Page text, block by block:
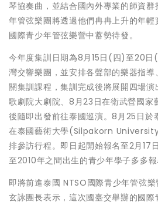
琴協奏曲，並結合國內外專業的師資
年管弦樂團將透過他們冉冉上升的年
國際青少年管弦樂營中蓄勢待發。
今年度集訓日期為8月15日(四)至20
灣交響樂團，並安排各聲部的樂器指
關集訓課程，集訓完成後將展開四場
歌劇院大劇院、8月23日在衛武營國家
後隨即出發前往泰國巡演。8月25日於
在泰國藝術大學(Silpakorn
排參訪行程。即日起開始報名至2月17
至2010年之間出生的青少年學子多多報
即將前進泰國 NTSO國際青少年管弦
玄詠團長表示，這次國臺交舉辦的國